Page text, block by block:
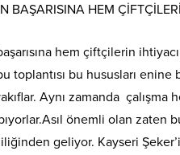
BAŞARISINA HEM
hem çiftçilerin
toplantısı bu hususları
Aynı zamanda
önemli olan
geliyor. Kayseri